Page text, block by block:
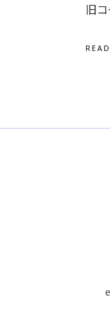
旧